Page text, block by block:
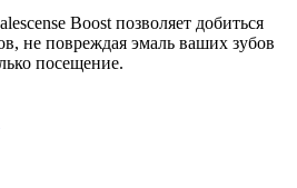
Boost позволяет добиться
не повреждая эмаль ваших зубов
посещение.